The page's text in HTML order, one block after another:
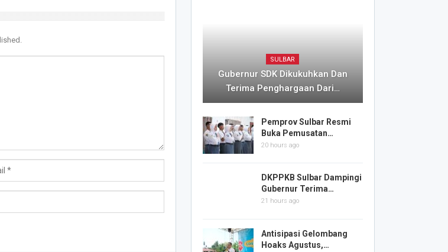
SULBAR
Gubernur SDK Dikukuhkan Dan
Terima Penghargaan Dari…
Pemprov Sulbar Resmi
Buka Pemusatan…
20 hours ago
DKPPKB Sulbar Dampingi
Gubernur Terima…
21 hours ago
Antisipasi Gelombang
Hoaks Agustus,…